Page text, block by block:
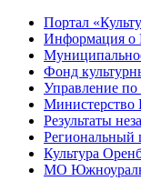
Портал
Информация о
Фонд
Управление по
Министерство
Результаты
Региональный
Культура
МО